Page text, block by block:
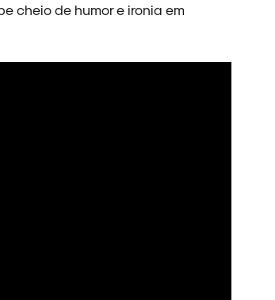
cheio de humor e ironia em